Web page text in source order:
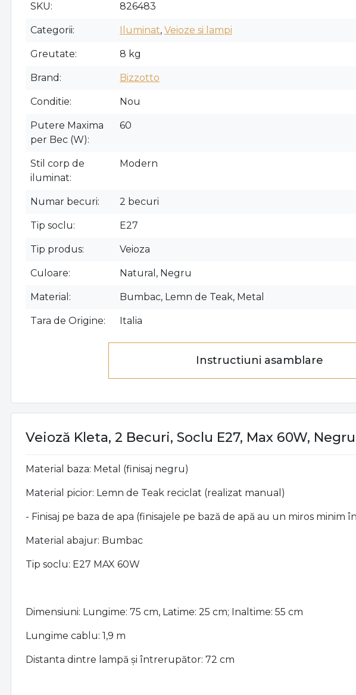
SKU 826483
Categorii Iluminat, Veioze si lampi
Greutate 8 kg
Brand Bizzotto
Conditie Nou
Putere Maxima
per Bec (W)
60
Stil corp de
iluminat
Modern
Numar becuri 2 becuri
Tip soclu E27
Tip produs Veioza
Culoare Natural, Negru
Material Bumbac, Lemn de Teak, Metal
Tara de Origine Italia
Instructiuni asamblare
Veioză Kleta, 2 Becuri, Soclu E27, Max 60W,
Material baza: Metal (finisaj negru)
Material picior: Lemn de Teak reciclat (realizat manual)
- Finisaj pe baza de apa (finisajele pe bază de apă au un miros minim
Material abajur: Bumbac
Tip soclu: E27 MAX 60W
Dimensiuni: Lungime: 75 cm, Latime: 25 cm; Inaltime: 55 cm
Lungime cablu: 1,9 m
Distanta dintre lampă și întrerupător: 72 cm